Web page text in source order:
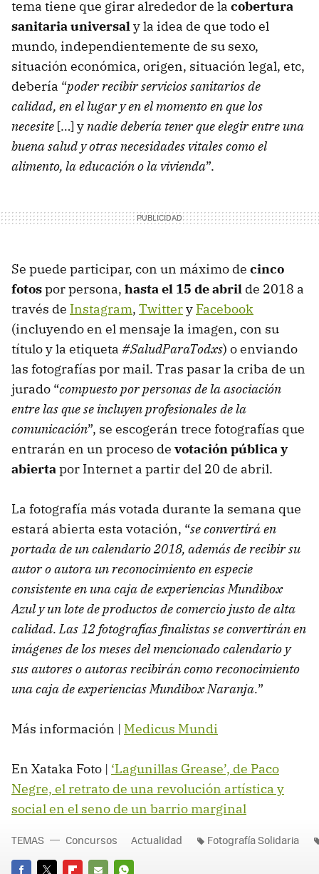
tema tiene que girar alrededor de la cobertura
sanitaria universaly la idea de que todo el
mundo, independientemente de su sexo,
situación económica, origen, situación legal, etc,
debería “poder recibir servicios sanitarios de
calidad, en el lugar y en el momento en que los
necesite […] ynadie debería tener que elegir entre una
buena salud y otras necesidades vitales como el
alimento, la educación o la vivienda”.
Se puede participar, con un máximo de cinco
fotospor persona, hasta el 15 de abril de 2018 a
través de Instagram, Twittery Facebook
(incluyendo en el mensaje la imagen, con su
título y la etiqueta #SaludParaTodxs) o enviando
las fotografías por mail. Tras pasar la criba de un
jurado “compuesto por personas de la asociación
entre las que se incluyen profesionales de la
comunicación”, se escogerán trece fotografías que
entrarán en un proceso de votación pública y
abiertapor Internet a partir del 20 de abril.
La fotografía más votada durante la semana que
estará abierta esta votación, “se convertirá en
portada de un calendario 2018, además de recibir su
autor o autora un reconocimiento en especie
consistente en una caja de experiencias Mundibox
Azul y un lote de productos de comercio justo de alta
calidad. Las 12 fotografías finalistas se convertirán en
imágenes de los meses del mencionado calendario y
sus autores o autoras recibirán como reconocimiento
una caja de experiencias Mundibox Naranja.”
Más información | Medicus Mundi
En Xataka Foto | ‘Lagunillas Grease’, de Paco
Negre, el retrato de una revolución artística y
social en el seno de un barrio marginal
TEMAS Concursos Actualidad Fotografía Solidaria